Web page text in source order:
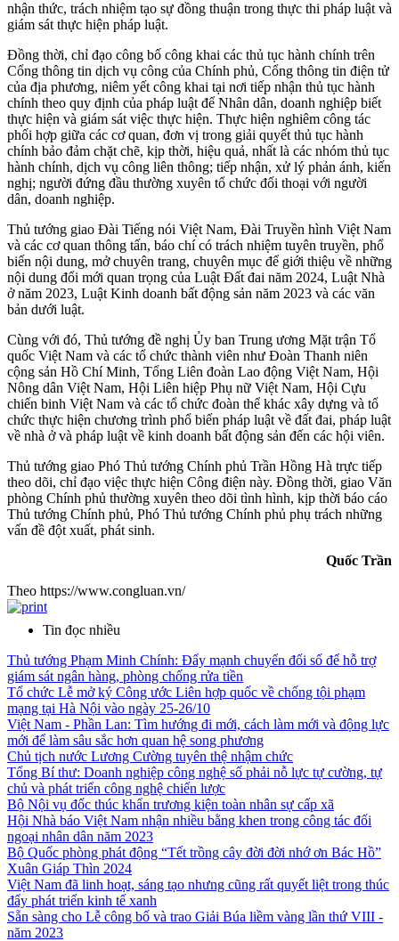
nhận thức, trách nhiệm tạo sự đồng thuận trong thực thi pháp luật và
giám sát thực hiện pháp luật.
Đồng thời, chỉ đạo công bố công khai các thủ tục hành chính trên
Cổng thông tin dịch vụ công của Chính phủ, Cổng thông tin điện tử
của địa phương, niêm yết công khai tại nơi tiếp nhận thủ tục hành
chính theo quy định của pháp luật để Nhân dân, doanh nghiệp biết
thực hiện và giám sát việc thực hiện. Thực hiện nghiêm công tác
phối hợp giữa các cơ quan, đơn vị trong giải quyết thủ tục hành
chính bảo đảm chặt chẽ, kịp thời, hiệu quả, nhất là các nhóm thủ tục
hành chính, dịch vụ công liên thông; tiếp nhận, xử lý phản ánh, kiến
nghị; người đứng đầu thường xuyên tổ chức đối thoại với người
dân, doanh nghiệp.
Thủ tướng giao Đài Tiếng nói Việt Nam, Đài Truyền hình Việt Nam
và các cơ quan thông tấn, báo chí có trách nhiệm tuyên truyền, phổ
biến nội dung, mở chuyên trang, chuyên mục để giới thiệu về những
nội dung đổi mới quan trọng của Luật Đất đai năm 2024, Luật Nhà
ở năm 2023, Luật Kinh doanh bất động sản năm 2023 và các văn
bản dưới luật.
Cùng với đó, Thủ tướng đề nghị Ủy ban Trung ương Mặt trận Tổ
quốc Việt Nam và các tổ chức thành viên như Đoàn Thanh niên
cộng sản Hồ Chí Minh, Tổng Liên đoàn Lao động Việt Nam, Hội
Nông dân Việt Nam, Hội Liên hiệp Phụ nữ Việt Nam, Hội Cựu
chiến binh Việt Nam và các tổ chức đoàn thể khác xây dựng và tổ
chức thực hiện chương trình phổ biến pháp luật về đất đai, pháp luật
về nhà ở và pháp luật về kinh doanh bất động sản đến các hội viên.
Thủ tướng giao Phó Thủ tướng Chính phủ Trần Hồng Hà trực tiếp
theo dõi, chỉ đạo việc thực hiện Công điện này. Đồng thời, giao Văn
phòng Chính phủ thường xuyên theo dõi tình hình, kịp thời báo cáo
Thủ tướng Chính phủ, Phó Thủ tướng Chính phủ phụ trách những
vấn đề đột xuất, phát sinh.
Quốc Trần
Theo https://www.congluan.vn/
Tin đọc nhiều
Thủ tướng Phạm Minh Chính: Đẩy mạnh chuyển đổi số để hỗ trợ
giám sát ngân hàng, phòng chống rửa tiền
Tổ chức Lễ mở ký Công ước Liên hợp quốc về chống tội phạm
mạng tại Hà Nội vào ngày 25-26/10
Việt Nam - Phần Lan: Tìm hướng đi mới, cách làm mới và động lực
mới để làm sâu sắc hơn quan hệ song phương
Chủ tịch nước Lương Cường tuyên thệ nhậm chức
Tổng Bí thư: Doanh nghiệp công nghệ số phải nỗ lực tự cường, tự
chủ và phát triển công nghệ chiến lược
Bộ Nội vụ đốc thúc khẩn trương kiện toàn nhân sự cấp xã
Hội Nhà báo Việt Nam nhận nhiều bằng khen trong công tác đối
ngoại nhân dân năm 2023
Bộ Quốc phòng phát động “Tết trồng cây đời đời nhớ ơn Bác Hồ”
Xuân Giáp Thìn 2024
Việt Nam đã linh hoạt, sáng tạo nhưng cũng rất quyết liệt trong thúc
đẩy phát triển kinh tế xanh
Sẵn sàng cho Lễ công bố và trao Giải Búa liềm vàng lần thứ VIII -
năm 2023